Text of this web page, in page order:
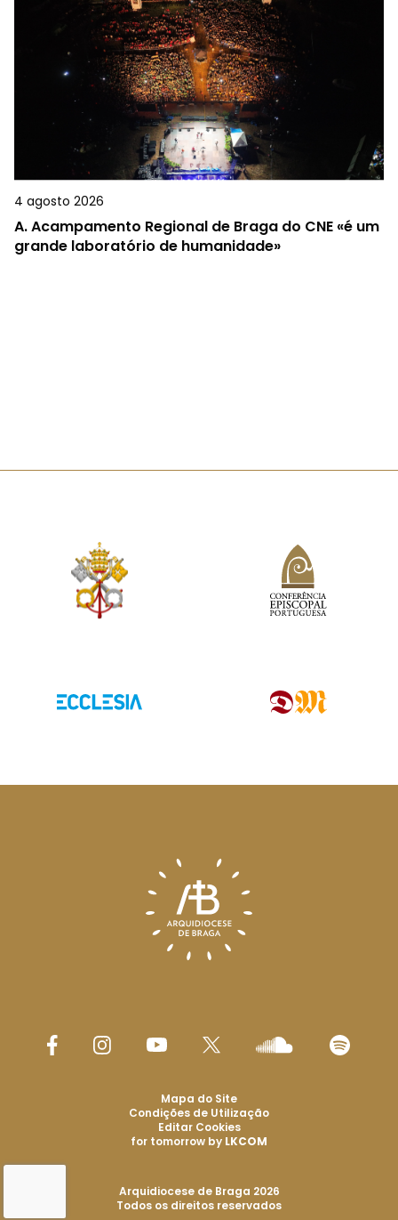
4 agosto 2026
A.Acampamento Regional de Braga do CNE «é um
grande laboratório de humanidade»
Arquidiocese de Braga 2026
Todos os direitos reservados
Mapa do Site
Condições de Utilização
Editar Cookies
for tomorrow by LKCOM